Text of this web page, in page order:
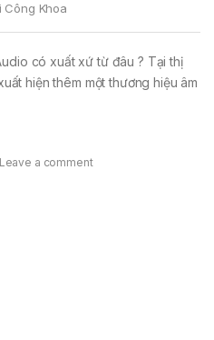
Công Khoa
có xuất xứ từ đâu ? Tại thị
hiện thêm một thương hiệu âm
Leave a comment